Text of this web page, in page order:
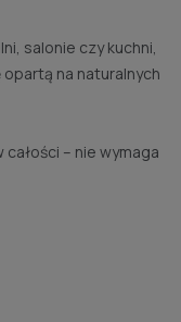
salonie czy kuchni,
na naturalnych
– nie wymaga